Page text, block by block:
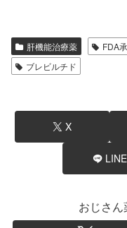
肝機能治療薬 FDA
ブレビルチド
X
LINE
おじさ